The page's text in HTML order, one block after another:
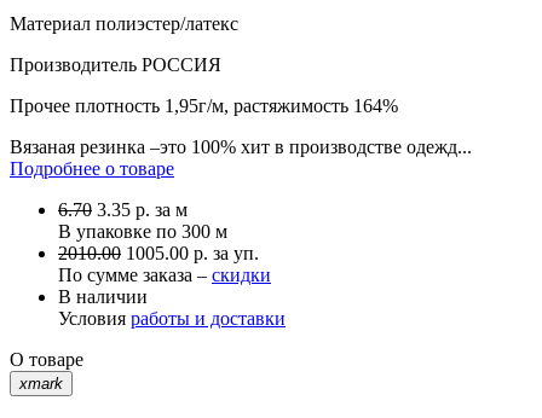
Материал полиэстер/латекс
Производитель РОССИЯ
Прочее плотность 1,95г/м, растяжимость 164%
Вязаная резинка –это 100% хит в производстве одежд...
Подробнее о товаре
6.70 3.35 р. за м
В упаковке по 300 м
2010.00 1005.00 р. за уп.
По сумме заказа – скидки
В наличии
Условия работы и доставки
О товаре
xmark